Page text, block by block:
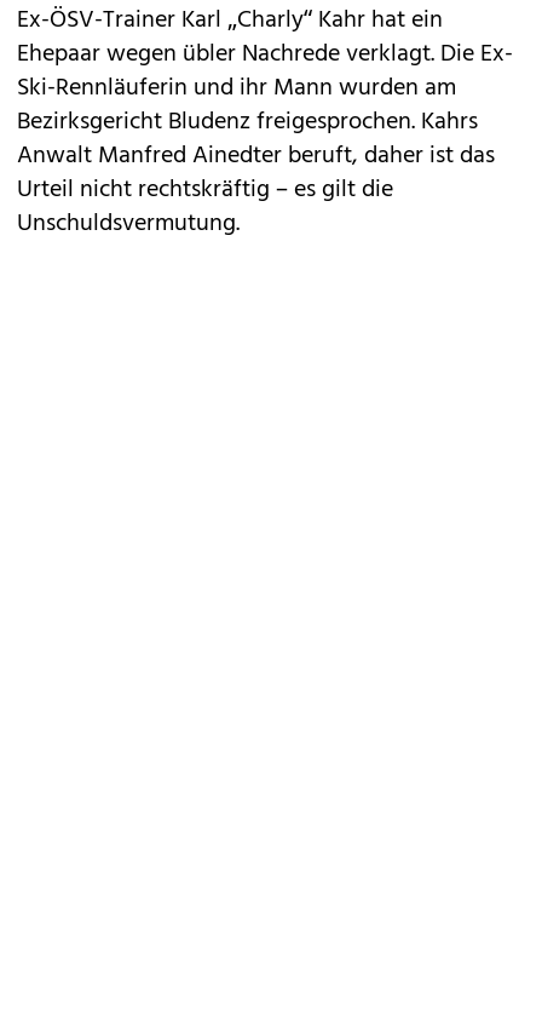
Ex-ÖSV-Trainer Karl „Charly“ Kahr hat ein
Ehepaar wegen übler Nachrede verklagt. Die Ex-
Ski-Rennläuferin und ihr Mann wurden am
Bezirksgericht Bludenz freigesprochen. Kahrs
Anwalt Manfred Ainedter beruft, daher ist das
Urteil nicht rechtskräftig – es gilt die
Unschuldsvermutung.